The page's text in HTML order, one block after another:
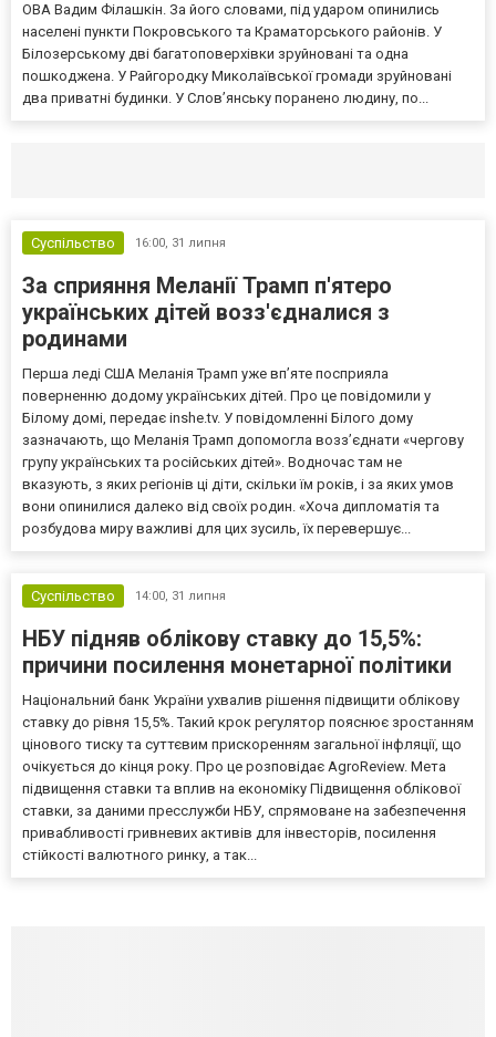
ОВА Вадим Філашкін. За його словами, під ударом опинились
населені пункти Покровського та Краматорського районів. У
Білозерському дві багатоповерхівки зруйновані та одна
пошкоджена. У Райгородку Миколаївської громади зруйновані
два приватні будинки. У Слов’янську поранено людину, по...
Суспільство 16:00, 31 липня
За сприяння Меланії Трамп п'ятеро
українських дітей возз'єдналися з
родинами
Перша леді США Меланія Трамп уже впʼяте посприяла
поверненню додому українських дітей. Про це повідомили у
Білому домі, передає inshe.tv. У повідомленні Білого дому
зазначають, що Меланія Трамп допомогла возз’єднати «чергову
групу українських та російських дітей». Водночас там не
вказують, з яких регіонів ці діти, скільки їм років, і за яких умов
вони опинилися далеко від своїх родин. «Хоча дипломатія та
розбудова миру важливі для цих зусиль, їх перевершує...
Суспільство 14:00, 31 липня
НБУ підняв облікову ставку до 15,5%:
причини посилення монетарної політики
Національний банк України ухвалив рішення підвищити облікову
ставку до рівня 15,5%. Такий крок регулятор пояснює зростанням
цінового тиску та суттєвим прискоренням загальної інфляції, що
очікується до кінця року. Про це розповідає AgroReview. Мета
підвищення ставки та вплив на економіку Підвищення облікової
ставки, за даними пресслужби НБУ, спрямоване на забезпечення
привабливості гривневих активів для інвесторів, посилення
стійкості валютного ринку, а так...